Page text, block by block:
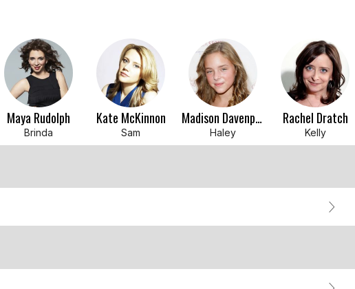
Maya Rudolph
Brinda
Kate McKinnon
Sam
Madison Davenport
Haley
Rachel Dratch
Kelly